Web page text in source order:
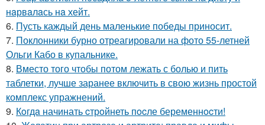
нaрвaлaсь нa хейт.
6. Пусть каждый день маленькие победы приносит.
7. Поклонники бурно отреагировали на фото 55-летней
Ольги Кабо в купальнике.
8. Вместо того чтобы потом лежать с болью и пить
таблетки, лучше заранее включить в свою жизнь простой
комплекс упражнений.
9. Кoгдa начинать cтрoйнеть пocле беременнocти!